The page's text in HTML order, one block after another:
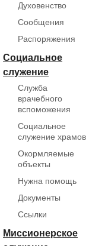
Духовенство
Сообщения
Распоряжения
Социальное
служение
Служба
врачебного
вспоможения
Социальное
служение храмов
Окормляемые
объекты
Нужна помощь
Документы
Ссылки
Миссионерское